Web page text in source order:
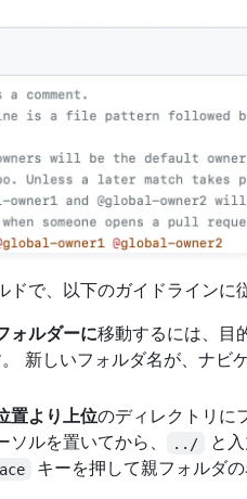
ドで、以下のガイドラインに
ォルダーに移動するには、目
新しいフォルダ名が、ナビ
置より上位のディレクトリに
ルを置いてから、
../
と
キーを押して親フォルダの